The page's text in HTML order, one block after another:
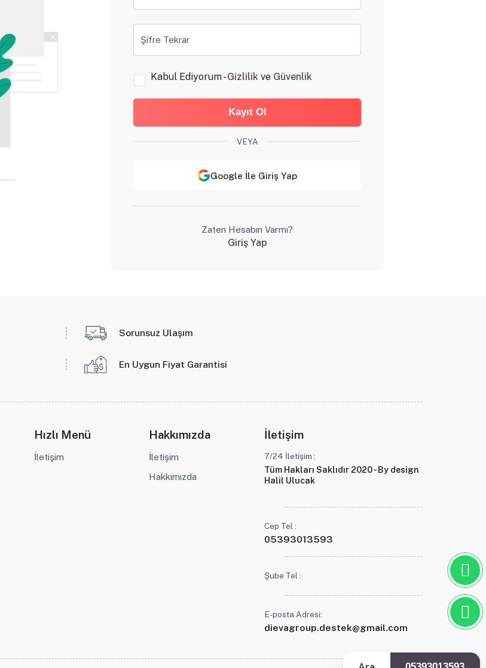
Şifre Tekrar
Kabul Ediyorum -Gizlilikve Güvenlik
Kayıt Ol
VEYA
Google İle Giriş Yap
Zaten Hesabın Varmı?
Giriş Yap
Sorunsuz Ulaşım
En Uygun Fiyat Garantisi
Hızlı Menü
İletişim
Hakkımızda
İletişim
Hakkımızda
İletişim
7/24 İletişim :
Tüm Hakları Saklıdır 2020 - By design
Halil Ulucak
Cep Tel :
05393013593
Şube Tel :
E-posta Adresi:
dievagroup.destek@gmail.com